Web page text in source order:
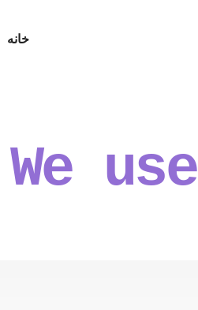
خانه
We use